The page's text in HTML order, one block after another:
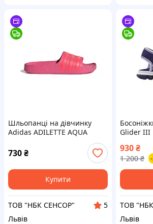
Шльопанці на дівчинку
Adidas ADILETTE AQUA
730₴
Купити
ТОВ "НБК СЕНСОР"
5
Львів
Glider III
930₴
1 200 ₴
ТОВ
Львів